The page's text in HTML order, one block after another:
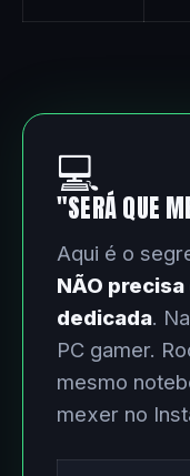
💻
"SERÁ QUE
Aqui é o
NÃO
dedicada.
PC gamer.
mesmo
mexer no